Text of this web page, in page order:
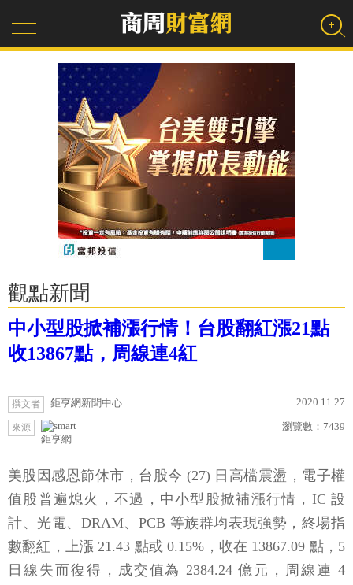
觀點新聞
中小型股掀補漲行情！台股翻紅漲21點
收13867點，周線連4紅
撰文者 鉅亨網新聞中心 2020.11.27
來源
鉅亨網
瀏覽數： 7439
美股因感恩節休市，台股今 (27) 日高檔震盪，電子權
值股普遍熄火，不過，中小型股掀補漲行情，IC 設
計、光電、DRAM、PCB 等族群均表現強勢，終場指
數翻紅，上漲 21.43 點或 0.15%，收在 13867.09 點，5
日線失而復得，成交值為 2384.24 億元，周線連 4